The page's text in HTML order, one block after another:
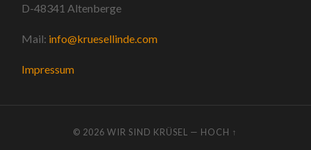
D-48341 Altenberge
Mail: info@kruesellinde.com
Impressum
© 2026WIR SIND KRÜSEL — HOCH ↑